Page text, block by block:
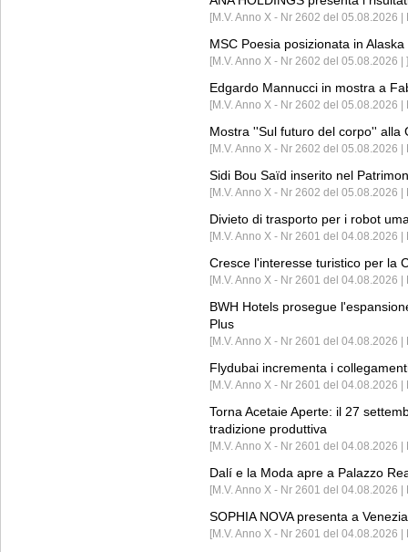
[M.V. Anno X - Nr 2602 del 05.08.2026
MSC Poesia posizionata in
[M.V. Anno X - Nr 2602 del 05.08.2026 | ]
Edgardo Mannucci in mostra a
[M.V. Anno X - Nr 2602 del 05.08.2026 |
Mostra ''Sul futuro del corpo'' alla
[M.V. Anno X - Nr 2602 del 05.08.2026
Sidi Bou Saïd inserito nel
[M.V. Anno X - Nr 2602 del 05.08.2026
Divieto di trasporto per i robot
[M.V. Anno X - Nr 2601 del 04.08.2026
Cresce l'interesse turistico per la
[M.V. Anno X - Nr 2601 del 04.08.2026 |
BWH Hotels prosegue
Plus
[M.V. Anno X - Nr 2601 del 04.08.2026 |
Flydubai incrementa i
[M.V. Anno X - Nr 2601 del 04.08.2026 |
Torna Acetaie Aperte: il 27
tradizione produttiva
[M.V. Anno X - Nr 2601 del 04.08.2026 |
Dalí e la Moda apre a Palazzo
[M.V. Anno X - Nr 2601 del 04.08.2026 |
SOPHIA NOVA presenta a
[M.V. Anno X - Nr 2601 del 04.08.2026